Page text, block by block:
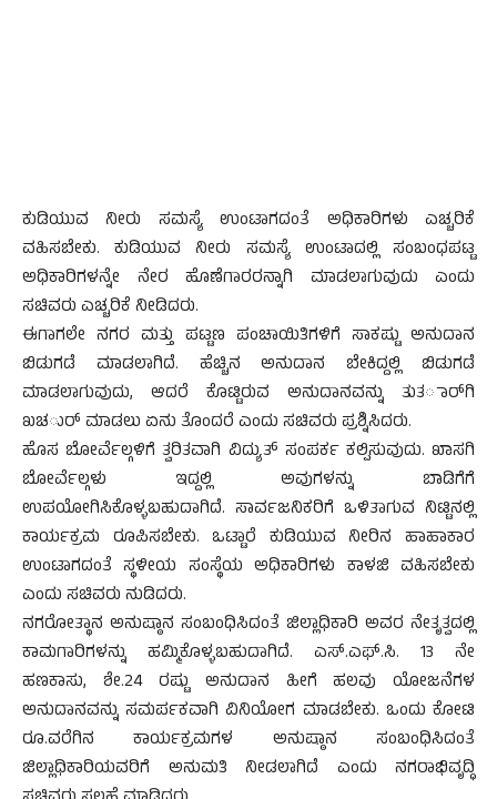
ಕುಡಿಯುವ ನೀರು ಸಮಸ್ಯೆ ಉಂಟಾಗದಂತೆ ಅಧಿಕಾರಿಗಳು ಎಚ್ಚರಿಕೆ
ವಹಿಸಬೇಕು. ಕುಡಿಯುವ ನೀರು ಸಮಸ್ಯೆ ಉಂಟಾದಲ್ಲಿ ಸಂಬಂಧಪಟ್ಟ
ಅಧಿಕಾರಿಗಳನ್ನೇ ನೇರ ಹೊಣೆಗಾರರನ್ನಾಗಿ ಮಾಡಲಾಗುವುದು ಎಂದು
ಸಚಿವರು ಎಚ್ಚರಿಕೆ ನೀಡಿದರು.
ಈಗಾಗಲೇ ನಗರ ಮತ್ತು ಪಟ್ಟಣ ಪಂಚಾಯಿತಿಗಳಿಗೆ ಸಾಕಷ್ಟು ಅನುದಾನ
ಬಿಡುಗಡೆ ಮಾಡಲಾಗಿದೆ. ಹೆಚ್ಚಿನ ಅನುದಾನ ಬೇಕಿದ್ದಲ್ಲಿ ಬಿಡುಗಡೆ
ಮಾಡಲಾಗುವುದು, ಆದರೆ ಕೊಟ್ಟಿರುವ ಅನುದಾನವನ್ನು ತುತರ್ಾಗಿ
ಖಚರ್ು ಮಾಡಲು ಏನು ತೊಂದರೆ ಎಂದು ಸಚಿವರು ಪ್ರಶ್ನಿಸಿದರು.
ಹೊಸ ಬೋರ್ವೆಲ್ಗಳಿಗೆ ತ್ವರಿತವಾಗಿ ವಿದ್ಯುತ್ ಸಂಪರ್ಕ ಕಲ್ಪಿಸುವುದು. ಖಾಸಗಿ
ಬೋರ್ವೆಲ್ಗಳು ಇದ್ದಲ್ಲಿ ಅವುಗಳನ್ನು ಬಾಡಿಗೆಗೆ
ಉಪಯೋಗಿಸಿಕೊಳ್ಳಬಹುದಾಗಿದೆ. ಸಾರ್ವಜನಿಕರಿಗೆ ಒಳಿತಾಗುವ ನಿಟ್ಟಿನಲ್ಲಿ
ಕಾರ್ಯಕ್ರಮ ರೂಪಿಸಬೇಕು. ಒಟ್ಟಾರೆ ಕುಡಿಯುವ ನೀರಿನ ಹಾಹಾಕಾರ
ಉಂಟಾಗದಂತೆ ಸ್ಥಳೀಯ ಸಂಸ್ಥೆಯ ಅಧಿಕಾರಿಗಳು ಕಾಳಜಿ ವಹಿಸಬೇಕು
ಎಂದು ಸಚಿವರು ನುಡಿದರು.
ನಗರೋತ್ಥಾನ ಅನುಷ್ಠಾನ ಸಂಬಂಧಿಸಿದಂತೆ ಜಿಲ್ಲಾಧಿಕಾರಿ ಅವರ ನೇತೃತ್ವದಲ್ಲಿ
ಕಾಮಗಾರಿಗಳನ್ನು ಹಮ್ಮಿಕೊಳ್ಳಬಹುದಾಗಿದೆ. ಎಸ್.ಎಫ್.ಸಿ. 13 ನೇ
ಹಣಕಾಸು, ಶೇ.24 ರಷ್ಟು ಅನುದಾನ ಹೀಗೆ ಹಲವು ಯೋಜನೆಗಳ
ಅನುದಾನವನ್ನು ಸಮರ್ಪಕವಾಗಿ ವಿನಿಯೋಗ ಮಾಡಬೇಕು. ಒಂದು ಕೋಟಿ
ರೂ.ವರೆಗಿನ ಕಾರ್ಯಕ್ರಮಗಳ ಅನುಷ್ಠಾನ ಸಂಬಂಧಿಸಿದಂತೆ
ಜಿಲ್ಲಾಧಿಕಾರಿಯವರಿಗೆ ಅನುಮತಿ ನೀಡಲಾಗಿದೆ ಎಂದು ನಗರಾಭಿವೃದ್ಧಿ